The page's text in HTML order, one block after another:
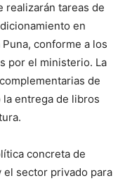
realizarán tareas de
en
conforme a los
por el ministerio. La
de
entrega de libros
concreta de
el sector privado para